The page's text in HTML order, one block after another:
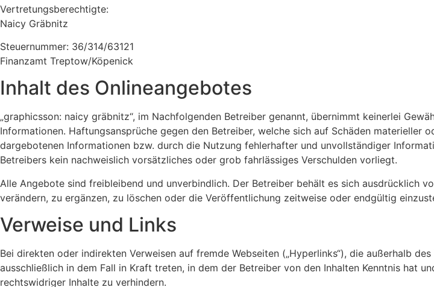
Vertretungsberechtigte:
Naicy Gräbnitz
Steuernummer: 36/314/63121
Finanzamt Treptow/Köpenick
Inhalt des Onlineangebotes
„graphicsson: naicy gräbnitz“, im Nachfolgenden Betreiber genannt, übernimmt keinerlei
Informationen. Haftungsansprüche gegen den Betreiber, welche sich auf Schäden
dargebotenen Informationen bzw. durch die Nutzung fehlerhafter und unvollständiger
Betreibers kein nachweislich vorsätzliches oder grob fahrlässiges Verschulden vorliegt.
Alle Angebote sind freibleibend und unverbindlich. Der Betreiber behält es sich ausdrücklich
verändern, zu ergänzen, zu löschen oder die Veröffentlichung zeitweise oder endgültig
Verweise und Links
Bei direkten oder indirekten Verweisen auf fremde Webseiten („Hyperlinks“), die außerhalb
ausschließlich in dem Fall in Kraft treten, in dem der Betreiber von den Inhalten Kenntnis hat
rechtswidriger Inhalte zu verhindern.